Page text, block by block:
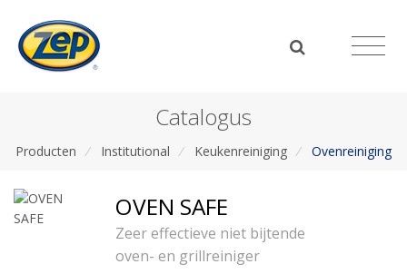
Catalogus
Producten / Institutional / Keukenreiniging / Ovenreiniging
OVEN SAFE
Zeer effectieve niet bijtende
oven- en grillreiniger